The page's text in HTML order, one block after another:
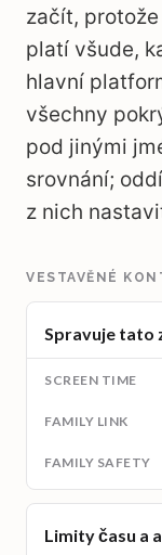
začít,
platí všude,
hlavní
všechny
pod jinými
srovnání;
z nich
VESTAVĚNÉ
Spravuje tato
Limity času a